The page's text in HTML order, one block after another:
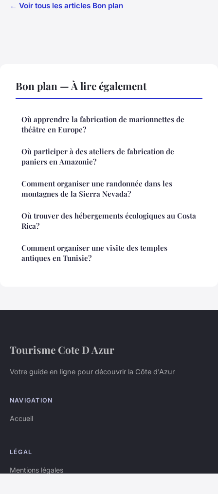
← Voir tous les articles Bon plan
Bon plan — À lire également
Où apprendre la fabrication de marionnettes de
théâtre en Europe?
Où participer à des ateliers de fabrication de
paniers en Amazonie?
Comment organiser une randonnée dans les
montagnes de la Sierra Nevada?
Où trouver des hébergements écologiques au Costa
Rica?
Comment organiser une visite des temples
antiques en Tunisie?
Tourisme Cote D Azur
Votre guide en ligne pour découvrir la Côte d'Azur
NAVIGATION
Accueil
LÉGAL
Mentions légales